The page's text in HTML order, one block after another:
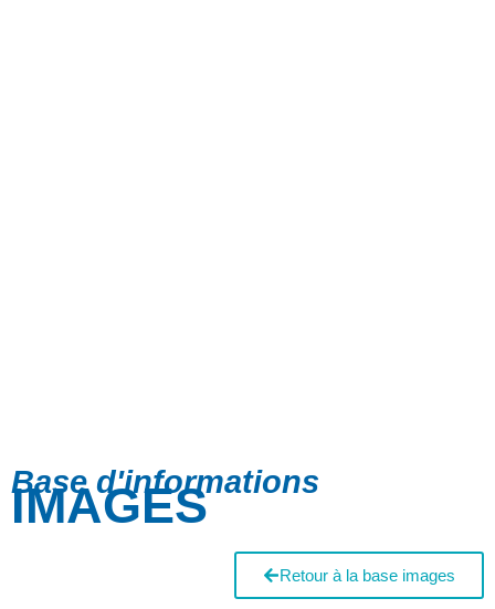
Base d'informations
IMAGES
Retour à la base images